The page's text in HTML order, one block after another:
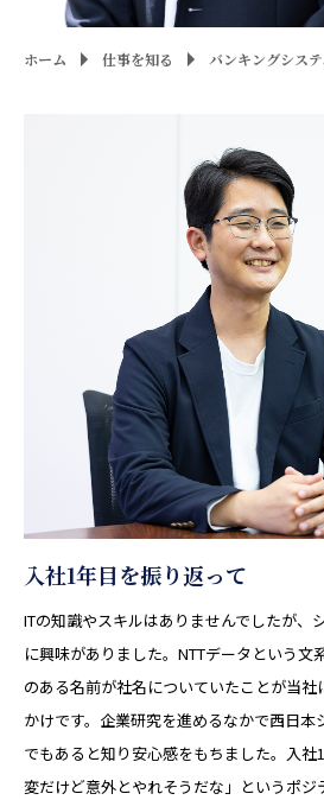
ホーム 仕事を知る バンキングシス
入社1年目を振り返って
ITの知識やスキルはありませんでしたが、
に興味がありました。NTTデータという文
のある名前が社名についていたことが当社
かけです。企業研究を進めるなかで西日本
でもあると知り安心感をもちました。入
変だけど意外とやれそうだな」というポジ